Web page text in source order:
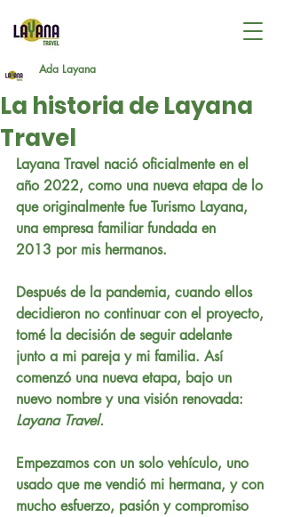
La historia de Layana
Travel
Ada Layana
Layana Travel nació oficialmente en el
año 2022, como una nueva etapa de lo
que originalmente fue Turismo Layana,
una empresa familiar fundada en
2013 por mis hermanos.
Después de la pandemia, cuando ellos
decidieron no continuar con el proyecto,
tomé la decisión de seguir adelante
junto a mi pareja y mi familia. Así
comenzó una nueva etapa, bajo un
nuevo nombre y una visión renovada:
Layana Travel.
Empezamos con un solo vehículo, uno
usado que me vendió mi hermana, y con
mucho esfuerzo, pasión y compromiso